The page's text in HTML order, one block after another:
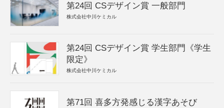
第24回 CSデザイン賞 一般部門
株式会社中川ケミカル
第24回 CSデザイン賞 学生部門《学生
限定》
株式会社中川ケミカル
第71回 喜多方発感じる漢字あそび